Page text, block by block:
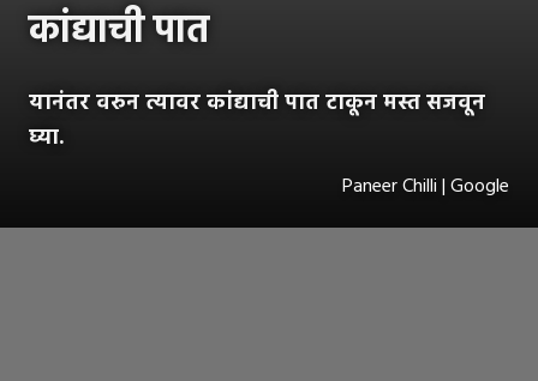
कांद्याची पात
यानंतर वरुन त्यावर कांद्याची पात टाकून मस्त सजवून
घ्या.
Paneer Chilli | Google